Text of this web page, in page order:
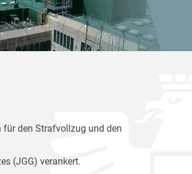
für den Strafvollzug und den
(JGG) verankert.